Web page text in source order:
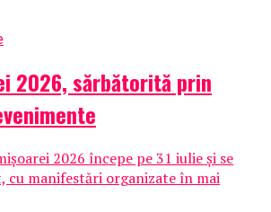
2026, sărbătorită prin
2026 începe pe 31 iulie și se
cu manifestări organizate în mai